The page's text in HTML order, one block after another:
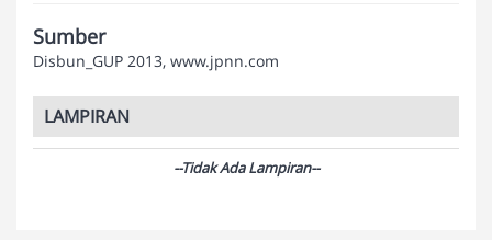
Sumber
Disbun_GUP 2013, www.jpnn.com
LAMPIRAN
--Tidak Ada Lampiran--